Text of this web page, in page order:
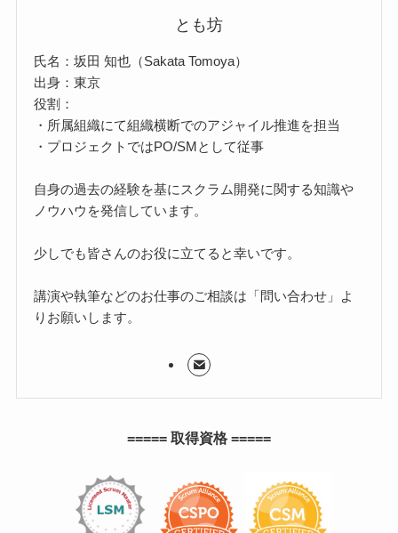
とも坊
氏名：坂田 知也（Sakata Tomoya）
出身：東京
役割：
・所属組織にて組織横断でのアジャイル推進を担当
・プロジェクトではPO/SMとして従事
自身の過去の経験を基にスクラム開発に関する知識や
ノウハウを発信しています。
少しでも皆さんのお役に立てると幸いです。
講演や執筆などのお仕事のご相談は「問い合わせ」よ
りお願いします。
===== 取得資格 =====